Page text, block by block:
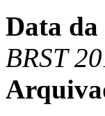
Data da
BRST